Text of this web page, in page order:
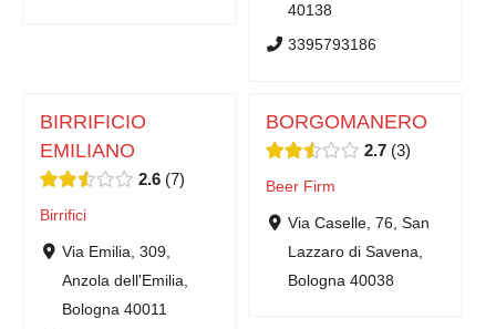
40138
3395793186
BIRRIFICIO
EMILIANO
2.6 7
Birrifici
Via Emilia, 309,
Anzola dell'Emilia,
Bologna 40011
BORGOMANERO
2.7 3
Beer Firm
Via Caselle, 76, San
Lazzaro di Savena,
Bologna 40038